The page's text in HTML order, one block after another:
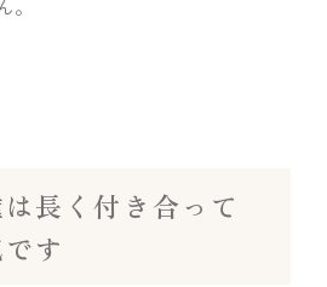
長く付き合って
す